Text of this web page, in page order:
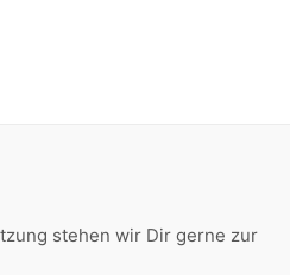
stehen wir Dir gerne zur